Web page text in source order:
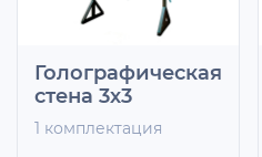
Голографическая
стена 3х3
1 комплектация